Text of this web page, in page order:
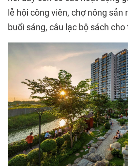
lễ hội công viên, chợ nông sản
buổi sáng, câu lạc bộ sách